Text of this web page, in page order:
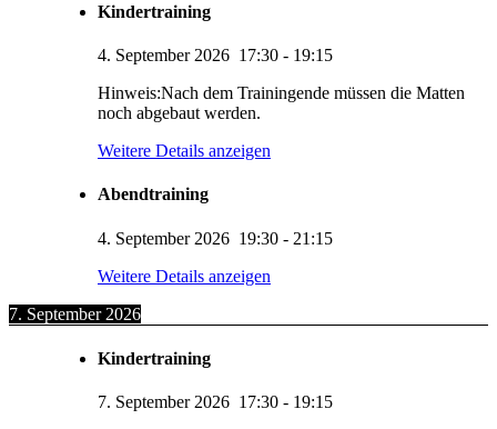
Kindertraining
4. September 2026 17:30 - 19:15
Hinweis:Nach dem Trainingende müssen die Matten
noch abgebaut werden.
Weitere Details anzeigen
Abendtraining
4. September 2026 19:30 - 21:15
Weitere Details anzeigen
7. September 2026
Kindertraining
7. September 2026 17:30 - 19:15